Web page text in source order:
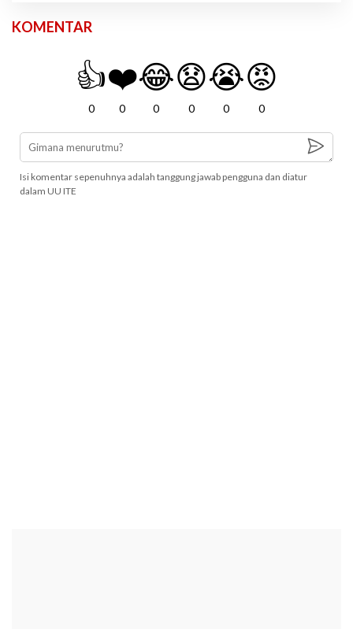
KOMENTAR
👍
0
❤️
0
😂
0
😧
0
😭
0
😡
0
Isi komentar sepenuhnya adalah tanggung jawab pengguna dan diatur
dalam UU ITE